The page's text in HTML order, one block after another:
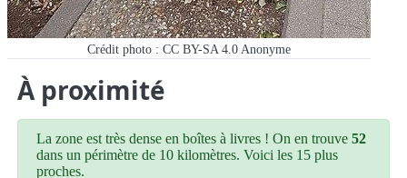
Crédit photo : CC BY-SA 4.0 Anonyme
À proximité
La zone est très dense en boîtes à livres ! On en trouve52
dans un périmètre de 10 kilomètres. Voici les 15 plus
proches.